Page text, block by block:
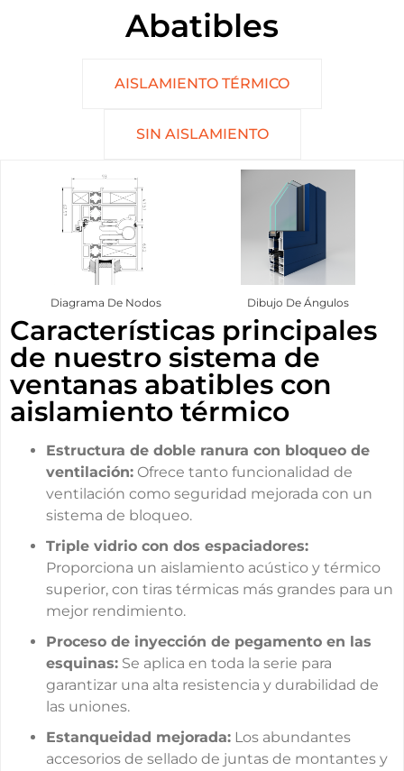
Abatibles
AISLAMIENTO TÉRMICO
SIN AISLAMIENTO
Diagrama De Nodos Dibujo De Ángulos
Características principales
de nuestro sistema de
ventanas abatibles con
aislamiento térmico
Estructura de doble ranura con bloqueo de
ventilación: Ofrece tanto funcionalidad de
ventilación como seguridad mejorada con un
sistema de bloqueo.
Triple vidrio con dos espaciadores:
Proporciona un aislamiento acústico y térmico
superior, con tiras térmicas más grandes para un
mejor rendimiento.
Proceso de inyección de pegamento en las
esquinas: Se aplica en toda la serie para
garantizar una alta resistencia y durabilidad de
las uniones.
Estanqueidad mejorada: Los abundantes
accesorios de sellado de juntas de montantes y